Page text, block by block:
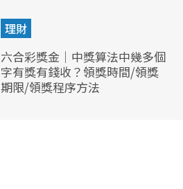
理財
六合彩獎金｜中獎算法中幾多個
字有獎有錢收？領獎時間/領獎
期限/領獎程序方法